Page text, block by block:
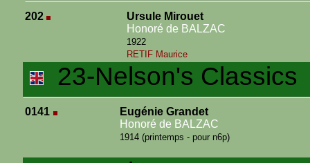
202
Ursule Mirouet
Honoré de BALZAC
1922
RETIF Maurice
23-Nelson's Classics
0141
Eugénie Grandet
Honoré de BALZAC
1914 (printemps - pour n6p)